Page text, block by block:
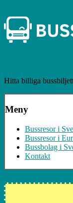
Hitta billiga
Meny
Bussresor i
Bussresor i
Bussbolag i
Kontakt